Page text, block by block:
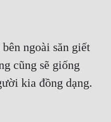
ngoài săn giết
cũng sẽ giống
kia đồng dạng.